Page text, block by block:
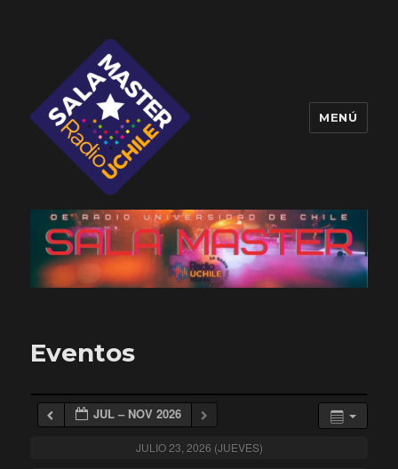
Sala Master
MENÚ
Eventos
JUL – NOV 2026
JULIO 23, 2026 (JUEVES)